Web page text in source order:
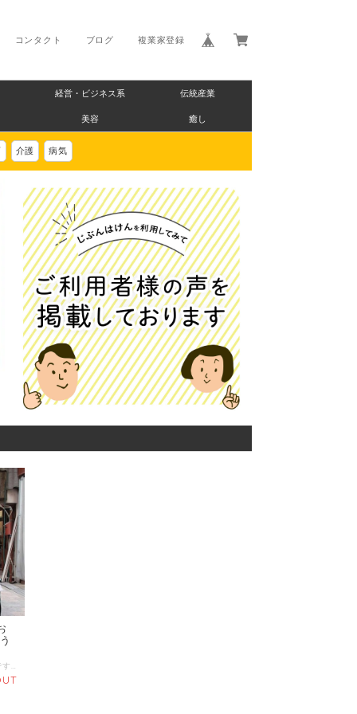
複業家登録
ブログ
コンタクト
経営・ビジネス系 伝統産業
美容 癒し
介護 病気
■プロフィール 生きがい応援ナース ふうみんです。 シニア専門芸能事務所『㈱アンコールプロダクション』代表。 急性期病院で看護師として勤める中で、シニアの患者さんの温かさに救われる経験をする一方で生きがいを見失ったシニアの方と多く出会い、人生の最後に生きていて良かったと思える人生を送って頂きたい！ 何歳になっても輝くことのできる社会を作りたい！ という想いで活動を続け、2019年シニア専門芸能事務所「アンコールプロダクション」を設立しました。 シニアタレントさんに雑誌のモデルやミュージックビデオ出演しいただいたり、 ファッションショーやシニアが特技を生かして活躍するフェスの開催、 シニアによるトークイベントの開催、シニア向けSNS講座の展開など、 シニアの活躍の場を広げるべく活動しています。 ■アンコールプロダクション https://www.youtube.com/channel/UCGrVnRhj7KMGiwEDIRrk6fw/videos ■Instagram https://www.instagram.com/fumie_hiraoka/ ■サービス内容 今回は、そんなシニア専門芸能事務所「アンコールプロダクション」のおじいちゃん、おばあちゃんとお話しできる企画です。 食べながら、飲みながらOKですので、まったりとお話してみませんか？ アンコールプロダクションのおじいちゃんおばあちゃんはいろんな人とお話するのが大好き。 シニアタレントさんとして、モデル活動をしたり、講演活動、イベントでのパフォーマンスなどをしたりしていますが、今は新型コロナの影響でおうちにいることが多くなりました。 おじいちゃんおばあちゃんがスナックのママ役、 私がサポート役のオンラインスナックとして、 人生いろいろ、飲みながら、食べながらおしゃべりを楽しみましょう(^^)/ 1時間話すとおばあちゃんが疲れてしまうので1回30分でお願いします！ 【おじいちゃんおばあちゃんリスト】 ◆ご希望に応じてご指名いただけます。 ・90歳の現役カウンセラー、筋トレを欠かさない最強紳士、原先生 ・87歳で太宰府在住、家庭菜園を通じた自然をこよなく愛する榮三郎さん ・86歳の現役アイドル、踊りが大好き周囲を明るく照らす照子ちゃん ・83歳の現役介護士、漢文の勉強に励む、太極拳大好き君枝さん ・77歳現役Youtuber、前職は音楽関係！ヨーロッパロックをこよなく愛する福岡タリーズの住人ミラさん！ ・73歳現役バックパッカー、競輪選手並みの速さで京都を駆け抜ける、ホームステイの家主ひとしちゃん ・神戸の六甲でサロンを今年11月に桔梗サロンをオープン予定、社交ダンスも大好き！遊びにきてね！えーこちゃん ・67歳圧倒的な爆発力で周囲を驚かせる奈良県から宇宙まで参上！爆弾DJはっちー ＊指定の方が希望日時の調整ができかねることもありますので、ご了承ください 【ご注意】 ・スムーズに話が通じない場合もあるかもしれませんが、わたしが頑張ってサポートします。自由にお話していただくので話が長くなることもあります。 ・2回同じ話をするときは、「それさっき聞いた！」とツッコみOKです。 ・急に休憩にいくことがあるかもしれませんし、ないかもしれません。 ・体調によっては急にお休みさせていただく場合があります。 ・なるべくご希望のタレントさんを調整したいと思いますが、 希望日時の調整ができかねる場合はご相談させていただきます。 ※オンライン通話にはZoomという無料のツールを使います。 https://zoomy.info/manuals/what_is_zoom/ Zoomへの招待URLを事前にこちらから送ります。 パソコン、タブレット、スマホから参加できます。 画面が大きいのでパソコンやタブレットをおすすめします。 サービス開始前5分からスタートします。 ＊事前に使い方が分からない場合は気軽にお尋ねください。